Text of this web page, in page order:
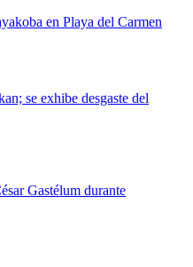
en Playa del Carmen
se exhibe desgaste del
Gastélum durante